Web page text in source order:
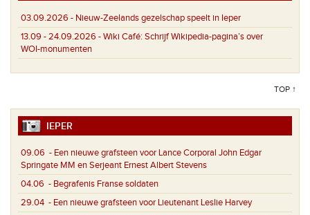
03.09.2026 - Nieuw-Zeelands gezelschap speelt in Ieper
13.09 - 24.09.2026 -Wiki Café: Schrijf Wikipedia-pagina’s over
WOI-monumenten
TOP ↑
IEPER
09.06 - Een nieuwe grafsteen voor Lance Corporal John Edgar
Springate MM en Serjeant Ernest Albert Stevens
04.06 - Begrafenis Franse soldaten
29.04 - Een nieuwe grafsteen voor Lieutenant Leslie Harvey